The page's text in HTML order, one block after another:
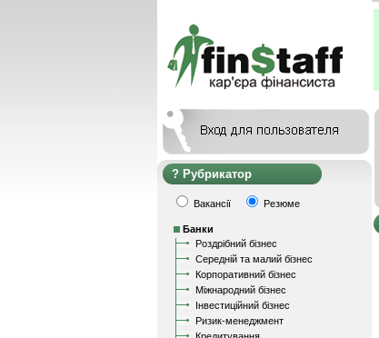
Рубрикатор
Вакансії Резюме
Банки
Роздрібний бізнес
Середній та малий бізнес
Корпоративний бізнес
Міжнародний бізнес
Інвестиційний бізнес
Ризик-менеджмент